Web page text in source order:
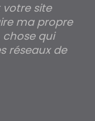
site
ma propre
qui
réseaux de